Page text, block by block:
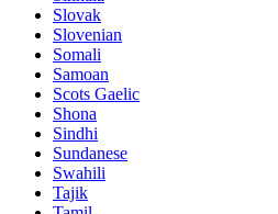
Slovak
Slovenian
Somali
Samoan
Scots Gaelic
Shona
Sindhi
Sundanese
Swahili
Tajik